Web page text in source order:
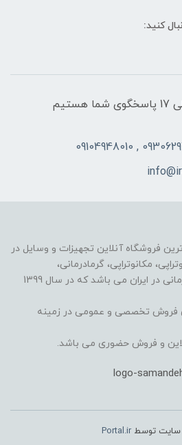
کنید:
فروشگاه آنلاین تجهیزات و وسایل در
مکانوتراپی، گرمادرمانی،
الکتروتراپی، هندتراپی و کاردرمانی در ایران می باشد که در سال 1399
فروش تخصصی و عمومی در زمینه
و فروش حضوری می باشد.
سایت توسطPortal.ir